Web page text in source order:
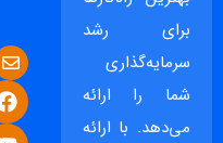
برای رشد
سرمایه‌گذاری
شما را ارائه
می‌دهد. با ارائه